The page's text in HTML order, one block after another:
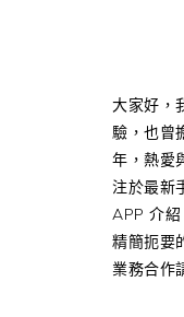
大家好，
驗，也曾
年，熱愛
注於最新
APP 介
精簡扼要
業務合作